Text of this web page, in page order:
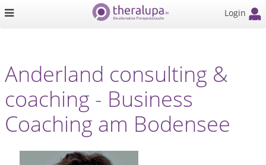
Login
Anderland consulting &
coaching - Business
Coaching am Bodensee